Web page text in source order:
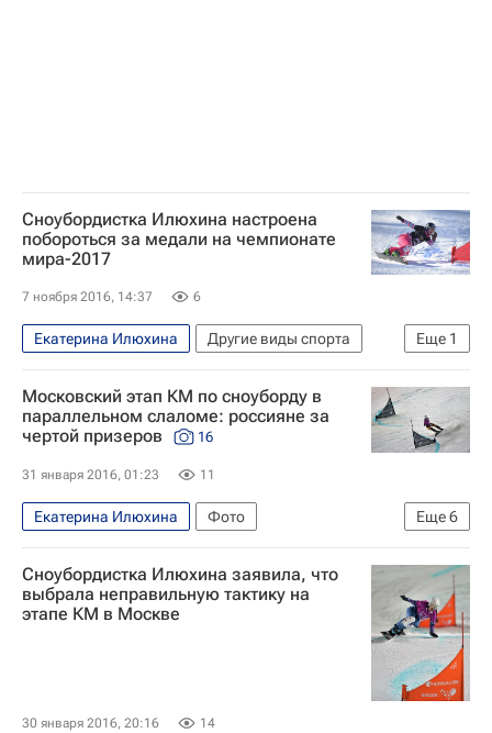
Сноубордистка Илюхина настроена
побороться за медали на чемпионате
мира-2017
7 ноября 2016, 14:37 6
Еще 1
Екатерина Илюхина
Другие виды спорта
Чемпионат мира по сноуборду
Московский этап КМ по сноуборду в
параллельном слаломе: россияне за
чертой призеров
16
31 января 2016, 01:23 11
Еще6
Екатерина Илюхина
Фото
Другие виды спорта
Кубок мира по сноуборду
Станислав Детков
Вик Уайлд
Алёна Заварзина
Сноубордистка Илюхина заявила, что
выбрала неправильную тактику на
этапе КМ в Москве
30 января 2016, 20:16 14